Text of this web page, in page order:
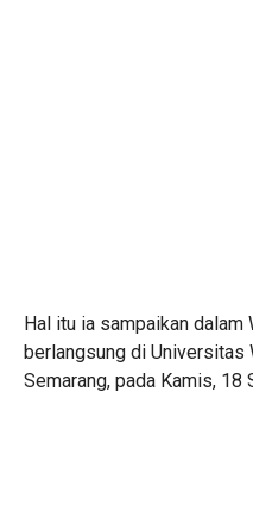
Hal itu ia sampaikan
berlangsung di Universitas
Semarang, pada Kamis, 18